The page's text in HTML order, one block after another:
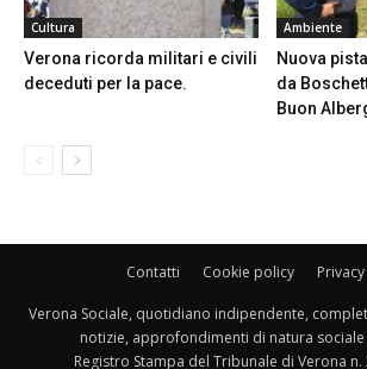
Cultura
Verona ricorda militari e civili
deceduti per la pace.
Ambiente
Nuova
da
Buon
Contatti Cookie policy
Verona Sociale, quotidiano indipendente,
notizie, approfondimenti di natura
Registro Stampa del Tribunale di Verona n.